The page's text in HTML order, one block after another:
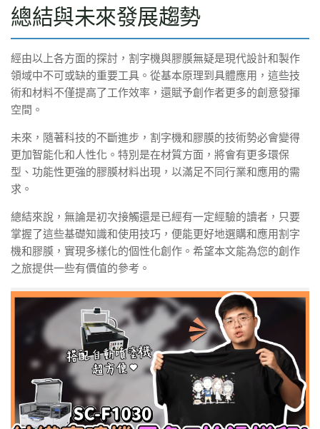
總結與未來發展趨勢
經由以上各方面的探討，割字機與膠膜無疑是現代設計和製作
領域中不可或缺的重要工具。從基本原理到具體應用，這些技
術和材料不僅提高了工作效率，還賦予創作者更多的創意發揮
空間。
未來，隨著科技的不斷進步，割字機和膠膜的技術勢必會變得
更加智能化和人性化。特別是在材質方面，將會有更多環保
型、功能性更強的膠膜材料出現，以滿足不同行業和應用的需
求。
總結來說，無論是初次接觸還是已經有一定經驗的讀者，只要
掌握了這些基礎知識和使用技巧，便能更好地選購和應用割字
機和膠膜，實現多樣化的個性化創作。希望本文能為您的創作
之旅提供一些有價值的參考。